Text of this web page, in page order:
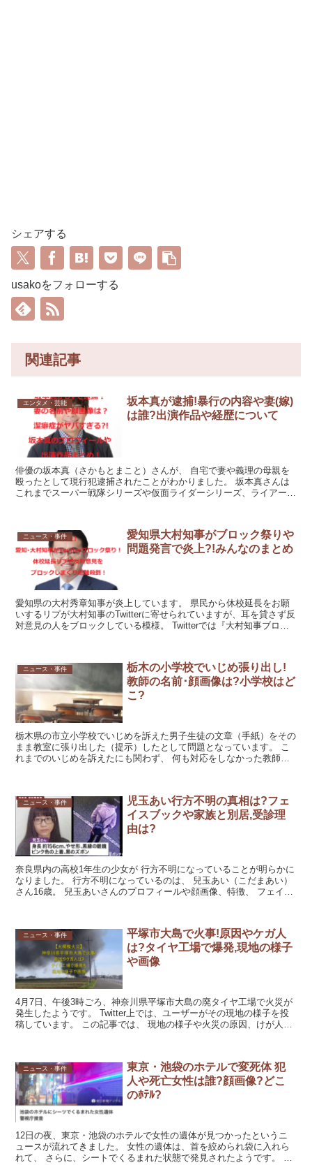
シェアする
usakoをフォローする
関連記事
エンタメ・芸能
坂本真が逮捕!暴行の内容や妻(嫁)
は誰?出演作品や経歴について
俳優の坂本真（さかもとまこと）さんが、 自宅で妻や義理の母親を
殴ったとして現行犯逮捕されたことがわかりました。 坂本真さんは
これまでスーパー戦隊シリーズや仮面ライダーシリーズ、ライアーゲ
ニュース・事件
愛知県大村知事がブロック祭りや
問題発言で炎上?!みんなのまとめ
愛知県の大村秀章知事が炎上しています。 県民から休校延長をお願
いするリプが大村知事のTwitterに寄せられていますが、耳を貸さず反
対意見の人をブロックしている模様。 Twitterでは『大村知事ブロッ
ニュース・事件
栃木の小学校でいじめ張り出し!
教師の名前･顔画像は?小学校はど
こ?
栃木県の市立小学校でいじめを訴えた男子生徒の文章（手紙）をその
まま教室に張り出した（提示）したとして問題となっています。 こ
れまでのいじめを訴えたにも関わず、 何も対応をしなかった教師と
ニュース・事件
児玉あい行方不明の真相は?フェ
イスブックや家族と別居,受診理
由は?
奈良県内の高校1年生の少女が 行方不明になっていることが明らかに
なりました。 行方不明になっているのは、 兒玉あい（こだまあい）
さん16歳。 兒玉あいさんのプロフィールや顔画像、特徴、 フェイス
ニュース・事件
平塚市大島で火事!原因やケガ人
は?タイヤ工場で爆発,現地の様子
や画像
4月7日、午後3時ごろ、神奈川県平塚市大島の廃タイヤ工場で火災が
発生したようです。 Twitter上では、ユーザーがその現地の様子を投
稿しています。 この記事では、 現地の様子や火災の原因、けが人等
ニュース・事件
東京・池袋のホテルで変死体 犯
人や死亡女性は誰?顔画像?どこ
のﾎﾃﾙ?
12日の夜、東京・池袋のホテルで女性の遺体が見つかったというニ
ュースが流れてきました。 女性の遺体は、首を絞められ袋に入れら
れて、 さらに、シートでくるまれた状態で発見されたようです。 こ